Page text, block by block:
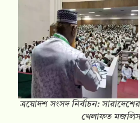
ত্রয়োদশ সংসদ নির্বাচন:
খেলাফত